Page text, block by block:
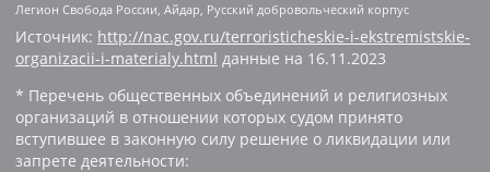
Легион Свобода России, Айдар, Русский добровольческий корпус
Источник: http://nac.gov.ru/terroristicheskie-i-ekstremistskie-
organizacii-i-materialy.html данные на 16.11.2023
* Перечень общественных объединений и религиозных
организаций в отношении которых судом принято
вступившее в законную силу решение о ликвидации или
запрете деятельности: